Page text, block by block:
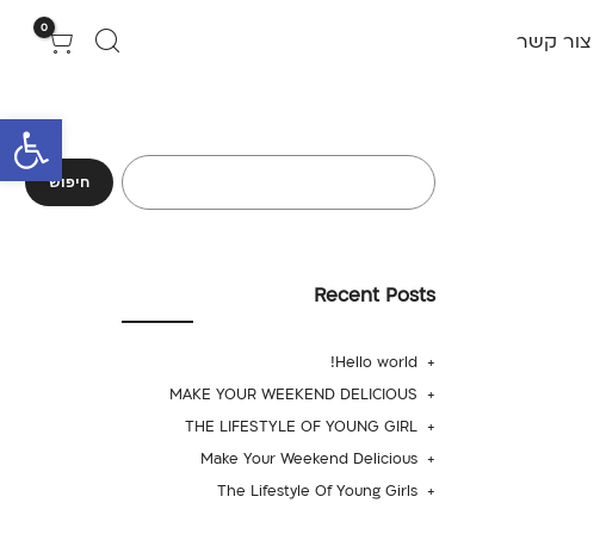
פתח
צור קשר
0
חיפוש
Recent Posts
Hello world!
MAKE YOUR WEEKEND DELICIOUS
THE LIFESTYLE OF YOUNG GIRL
Make Your Weekend Delicious
The Lifestyle Of Young Girls